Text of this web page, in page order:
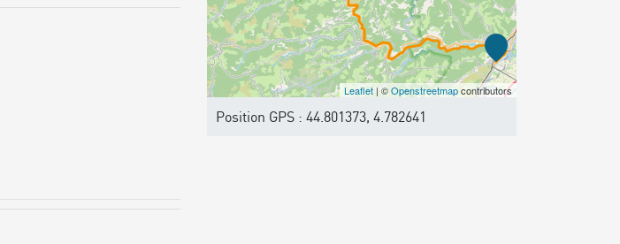
Leaflet| ©Openstreetmapcontributors
Position GPS : 44.801373, 4.782641